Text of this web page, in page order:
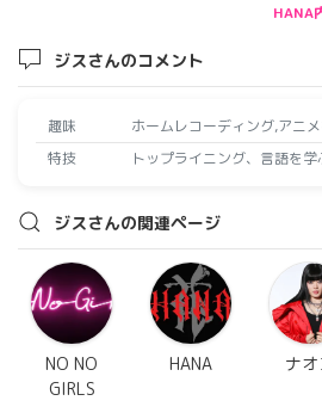
HANA
ジスさんのコメント
趣味
ホームレコーディング,アニ
特技
トップライニング、言語を学
ジスさんの関連ページ
NO NO
GIRLS
HANA ナオ